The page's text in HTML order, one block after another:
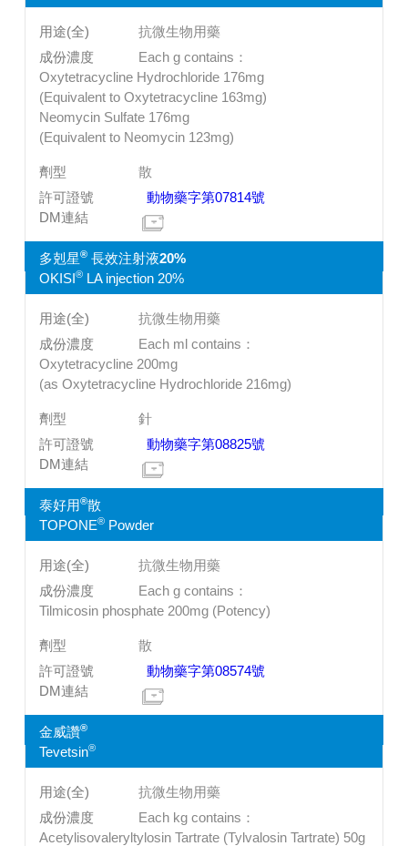
抗微生物用藥
Each g contains：
Oxytetracycline Hydrochloride 176mg
(Equivalent to Oxytetracycline 163mg)
Neomycin Sulfate 176mg
(Equivalent to Neomycin 123mg)
散
動物藥字第07814號
多剋星®長效注射液20%
OKISI®LA injection 20%
抗微生物用藥
Each ml contains：
Oxytetracycline 200mg
(as Oxytetracycline Hydrochloride 216mg)
針
動物藥字第08825號
泰好用®散
TOPONE®Powder
抗微生物用藥
Each g contains：
Tilmicosin phosphate 200mg (Potency)
散
動物藥字第08574號
金威讚®
Tevetsin®
抗微生物用藥
Each kg contains：
Acetylisovaleryltylosin Tartrate (Tylvalosin Tartrate) 50g